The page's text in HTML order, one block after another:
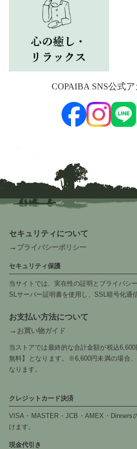
COPAIBA SNS公式
セキュリティについて
→ プライバシーポリシー
セキュリティ保護
当サイトでは、実在性の証明とプライバシ
SLサーバー証明書を使用し、SSL暗号化通
お支払い方法について
→ お買い物ガイド
当ストアでは最終的な合計金額が税込
無料】となります。※6,600円未満の場合
なります。
クレジットカード決済
VISA・MASTER・JCB・AMEX・Dinners
けます。
現金代引き